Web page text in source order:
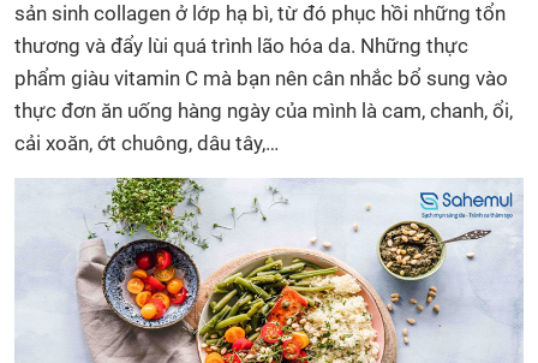
sản sinh collagen ở lớp hạ bì, từ đó phục hồi những tổn
thương và đẩy lùi quá trình lão hóa da. Những thực
phẩm giàu vitamin C mà bạn nên cân nhắc bổ sung vào
thực đơn ăn uống hàng ngày của mình là cam, chanh, ổi,
cải xoăn, ớt chuông, dâu tây,…